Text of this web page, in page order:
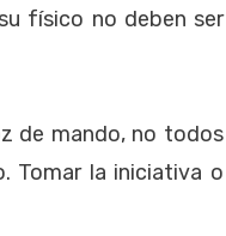
físico no deben ser
de mando, no todos
Tomar la iniciativa o